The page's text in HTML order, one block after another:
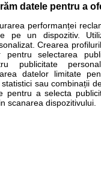
Ele nu pot substitui
fie medicul Dvs.,
pacient
datele pentru a
performanței
pe un dispozitiv.
Crearea
pentru selectarea
publicitate
datelor limitate
sau combinații
a selecta
scanarea dispozitivului.